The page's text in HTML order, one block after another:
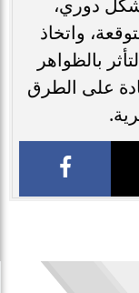
واتخاذ
بالظواهر
على الطرق